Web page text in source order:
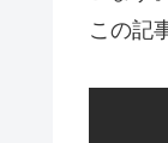
この記